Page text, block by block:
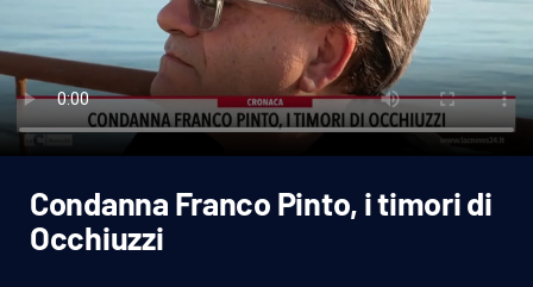
Attualità
Economia e lavoro
Italia Mondo
Condanna Franco Pinto, i timori di
Occhiuzzi